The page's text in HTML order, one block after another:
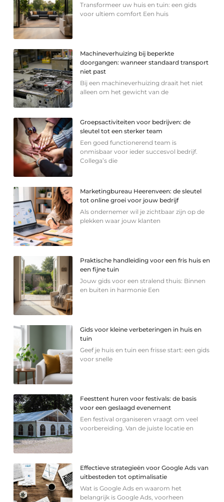
Transformeer uw huis en tuin: een gids
voor ultiem comfort Een huis
Machineverhuizing bij beperkte
doorgangen: wanneer standaard transport
niet past
Bij een machineverhuizing draait het niet
alleen om het gewicht van de
Groepsactiviteiten voor bedrijven: de
sleutel tot een sterker team
Een goed functionerend team is
onmisbaar voor ieder succesvol bedrijf.
Collega’s die
Marketingbureau Heerenveen: de sleutel
tot online groei voor jouw bedrijf
Als ondernemer wil je zichtbaar zijn op de
plekken waar jouw klanten
Praktische handleiding voor een fris huis en
een fijne tuin
Jouw gids voor een stralend thuis: Binnen
en buiten in harmonie Een
Gids voor kleine verbeteringen in huis en
tuin
Geef je huis en tuin een frisse start: een gids
voor snelle
Feesttent huren voor festivals: de basis
voor een geslaagd evenement
Een festival organiseren vraagt om veel
voorbereiding. Van de juiste locatie en
Effectieve strategieën voor Google Ads van
uitbesteden tot optimalisatie
Wat is Google Ads en waarom het
belangrijk is Google Ads, voorheen